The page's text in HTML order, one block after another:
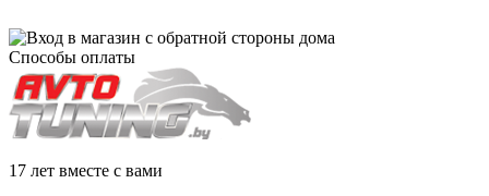
Способы оплаты
17 лет вместе с вами